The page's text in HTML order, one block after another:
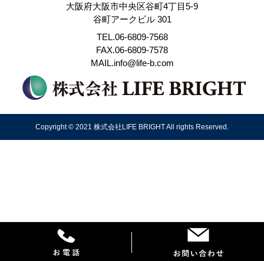
大阪府大阪市中央区谷町4丁目5-9
谷町アークビル 301
TEL.06-6809-7568
FAX.06-6809-7578
MAIL.info@life-b.com
Copyright © 2021 株式会社LIFE BRIGHT All rights Reserved.